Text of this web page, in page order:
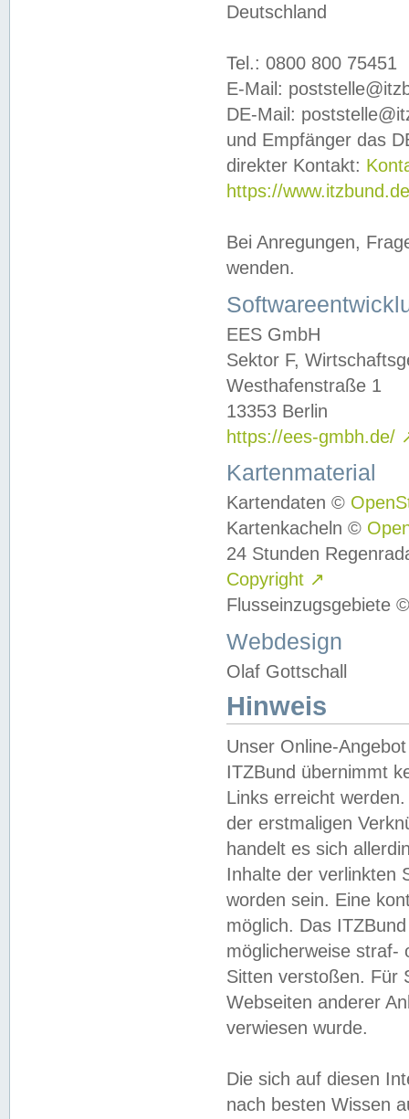
Deutschland
Tel.: 0800 800 75451
E-Mail:
DE-Mail:
und Empfänger das
direkter Kontakt:
https://
Bei Anregungen,
wenden.
EES GmbH
Sektor F,
Westhafenstraße 1
13353 Berlin
https://ees-gmbh.de/
Kartenmaterial
Kartendaten ©
Kartenkacheln ©
24 Stunden
Copyright ↗
Flusseinzugsgebiete
Webdesign
Olaf Gottschall
Hinweis
Unser Online-
ITZBund übernimmt
Links erreicht
der erstmaligen
handelt es sich
Inhalte der verlinkten
worden sein. Eine
möglich. Das
möglicherweise straf-
Sitten verstoßen. Für
Webseiten anderer
verwiesen wurde.
Die sich auf diesen
nach besten Wissen